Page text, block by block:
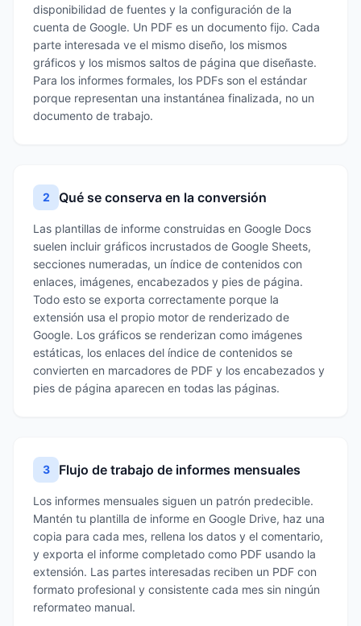
disponibilidad de fuentes y la configuración de la
cuenta de Google. Un PDF es un documento fijo. Cada
parte interesada ve el mismo diseño, los mismos
gráficos y los mismos saltos de página que diseñaste.
Para los informes formales, los PDFs son el estándar
porque representan una instantánea finalizada, no un
documento de trabajo.
2 Qué se conserva en la conversión
Las plantillas de informe construidas en Google Docs
suelen incluir gráficos incrustados de Google Sheets,
secciones numeradas, un índice de contenidos con
enlaces, imágenes, encabezados y pies de página.
Todo esto se exporta correctamente porque la
extensión usa el propio motor de renderizado de
Google. Los gráficos se renderizan como imágenes
estáticas, los enlaces del índice de contenidos se
convierten en marcadores de PDF y los encabezados y
pies de página aparecen en todas las páginas.
3 Flujo de trabajo de informes mensuales
Los informes mensuales siguen un patrón predecible.
Mantén tu plantilla de informe en Google Drive, haz una
copia para cada mes, rellena los datos y el comentario,
y exporta el informe completado como PDF usando la
extensión. Las partes interesadas reciben un PDF con
formato profesional y consistente cada mes sin ningún
reformateo manual.